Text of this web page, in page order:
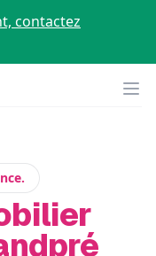
contactez